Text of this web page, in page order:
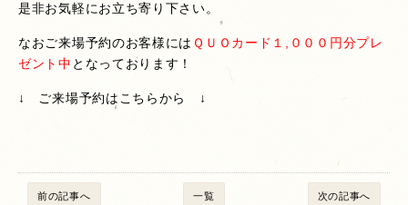
是非お気軽にお立ち寄り下さい。
なおご来場予約のお客様には ＱＵＯカード１,０００円分プレ
ゼント中 となっております！
↓ ご来場予約はこちらから ↓
前の記事へ 一覧 次の記事へ